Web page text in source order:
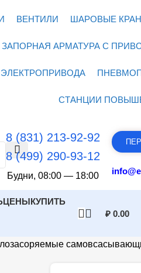
ВЕНТИЛИ ШАРОВЫЕ
ЗАПОРНАЯ АРМАТУРА С
ЭЛЕКТРОПРИВОДА
СТАНЦИИ
8 (831) 213-92-92
8 (499) 290-93-12
Будни, 08:00 — 18:00
ЦЕНЫКУПИТЬ
₽0.00